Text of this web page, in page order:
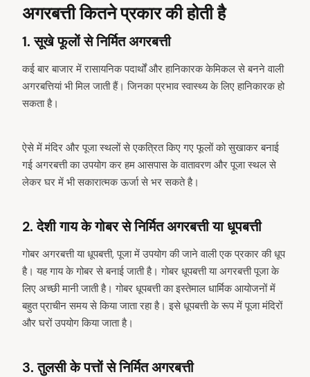
अगरबत्ती कितने प्रकार की होती है
1. सूखे फूलों से निर्मित अगरबत्ती
कई बार बाजार में रासायनिक पदार्थों और हानिकारक केमिकल से बनने वाली
अगरबत्तियां भी मिल जाती हैं। जिनका प्रभाव स्वास्थ्य के लिए हानिकारक हो
सकता है।
ऐसे में मंदिर और पूजा स्थलों से एकत्रित किए गए फूलों को सुखाकर बनाई
गई अगरबत्ती का उपयोग कर हम आसपास के वातावरण और पूजा स्थल से
लेकर घर में भी सकारात्मक ऊर्जा से भर सकते है।
2. देशी गाय के गोबर से निर्मित अगरबत्ती या धूपबत्ती
गोबर अगरबत्ती या धूपबत्ती, पूजा में उपयोग की जाने वाली एक प्रकार की धूप
है। यह गाय के गोबर से बनाई जाती है। गोबर धूपबत्ती या अगरबत्ती पूजा के
लिए अच्छी मानी जाती है। गोबर धूपबत्ती का इस्तेमाल धार्मिक आयोजनों में
बहुत प्राचीन समय से किया जाता रहा है। इसे धूपबत्ती के रूप में पूजा मंदिरों
और घरों उपयोग किया जाता है।
3. तुलसी के पत्तों से निर्मित अगरबत्ती